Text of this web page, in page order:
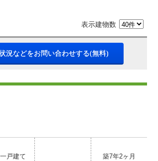
表示建物数
況などをお問い合わせする(無料)
戸建て 築7年2ヶ月